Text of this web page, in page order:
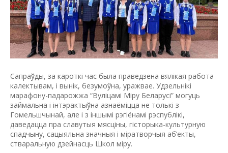
Сапраўды, за кароткі час была праве­дзена вялікая работа
калектывам, і вынік, безумоўна, уражвае. Удзельнікі
марафону-падарожжа “Вуліцамі Міру Беларусі” могуць
займальна і інтэрактыўна азнаёміцца не толькі з
Гомельшчынай, але і з іншымі рэгіёнамі рэспублікі,
даведацца пра славутыя мясціны, гісторыка-культурную
спадчыну, сацыяльна значныя і міратворчыя аб’екты,
стваральную дзейнасць Школ міру.